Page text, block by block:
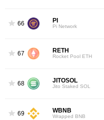
66 PI
Pi Network
67 RETH
Rocket Pool ETH
68 JITOSOL
Jito Staked SOL
69 WBNB
Wrapped BNB